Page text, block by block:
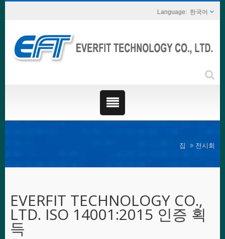
한국어
집 전시회
EVERFIT TECHNOLOGY CO.,
LTD. ISO 14001:2015 인증 획
득